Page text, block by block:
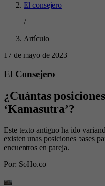
El consejero
/
Artículo
17 de mayo de 2023
El Consejero
¿Cuántas
‘Kamasutra’?
Este texto antiguo ha ido
existen unas posiciones bases
encuentros en pareja.
Por: SoHo.co